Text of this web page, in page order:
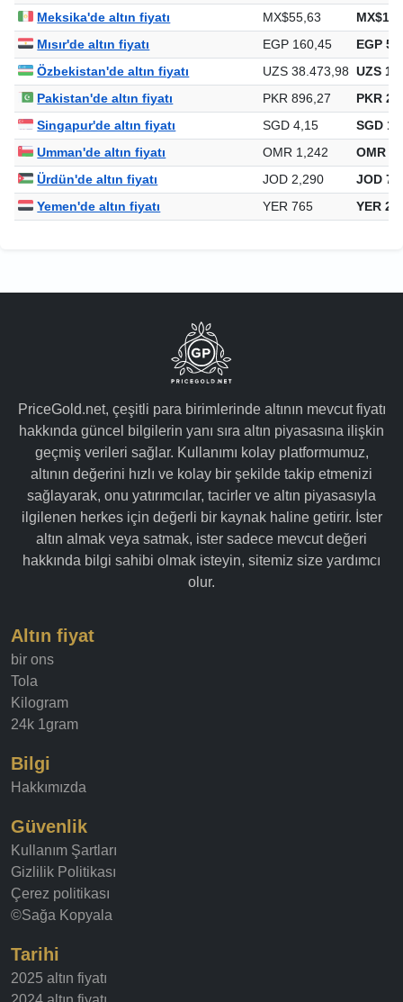
Meksika'de altın fiyatı
MX$55,63
Mısır'de altın fiyatı
EGP 160,45
EGP
Özbekistan'de altın fiyatı
UZS 38.473,98 UZS
Pakistan'de altın fiyatı
PKR 896,27
PKR
Singapur'de altın fiyatı
SGD 4,15
SGD
Umman'de altın fiyatı
OMR 1,242
OMR
Ürdün'de altın fiyatı
JOD 2,290
JOD
Yemen'de altın fiyatı
YER 765 YER
PriceGold.net, çeşitli para birimlerinde altının mevcut fiyatı
hakkında güncel bilgilerin yanı sıra altın piyasasına ilişkin
geçmiş verileri sağlar. Kullanımı kolay platformumuz,
altının değerini hızlı ve kolay bir şekilde takip etmenizi
sağlayarak, onu yatırımcılar, tacirler ve altın piyasasıyla
ilgilenen herkes için değerli bir kaynak haline getirir. İster
altın almak veya satmak, ister sadece mevcut değeri
hakkında bilgi sahibi olmak isteyin, sitemiz size yardımcı
olur.
Altın fiyat
bir ons
Tola
Kilogram
24k 1gram
Bilgi
Hakkımızda
Güvenlik
Kullanım Şartları
Gizlilik Politikası
Çerez politikası
©Sağa Kopyala
Tarihi
2025 altın fiyatı